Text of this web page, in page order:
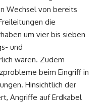
Wechsel von bereits
die
um vier bis sieben
und
wären. Zudem
beim Eingriff in
Hinsichtlich der
Angriffe auf Erdkabel